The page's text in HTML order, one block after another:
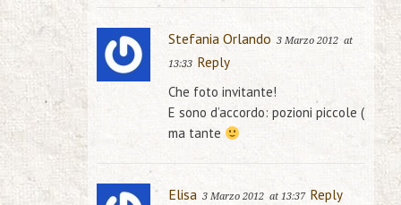
Stefania Orlando 3 Marzo 2012 at
13:33 Reply
Che foto invitante!
E sono d’accordo: pozioni piccole (
ma tante
Elisa 3 Marzo 2012 at 13:37 Reply